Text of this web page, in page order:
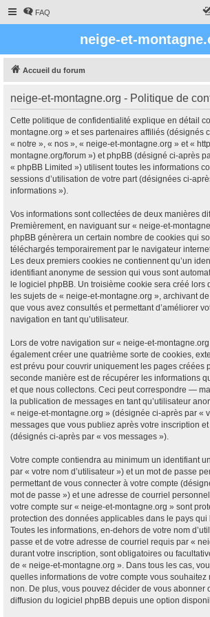
FAQ
neige-et-
Accueil du forum
neige-et-montagne.org - Politique de
Cette politique de confidentialité explique en détail
montagne.org » et ses partenaires affiliés (désignés
« notre », « nos », « neige-et-montagne.org » et «
montagne.org/forum ») et phpBB (désigné ci-après
« phpBB Limited ») utilisent toutes les informations
sessions d’utilisation de votre part (désignées ci-
informations »).
Vos informations sont collectées de deux manières
Premièrement, en naviguant sur « neige-et-
phpBB génèrera un certain nombre de cookies qui
téléchargés temporairement par le navigateur
Les deux premiers cookies ne contiennent qu’un
identifiant anonyme de session qui vous sont
le logiciel phpBB. Un troisième cookie sera créé lors
les sujets de « neige-et-montagne.org », archivant
que vous avez consultés et permettant d’améliorer
navigation en tant qu’utilisateur.
Lors de votre navigation sur « neige-et-
également créer une quatrième sorte de cookies,
est prévu pour couvrir uniquement les pages créées
seconde manière est de récupérer les informations
et que nous collectons. Ceci peut correspondre —
la publication de messages en tant qu’utilisateur
« neige-et-montagne.org » (désignée ci-après par «
messages que vous publiez après votre inscription
(désignés ci-après par « vos messages »).
Votre compte contiendra au minimum un identifiant
par « votre nom d’utilisateur ») et un mot de passe
permettant de vous connecter à votre compte
mot de passe ») et une adresse de courriel
votre compte sur « neige-et-montagne.org » sont
protection des données applicables dans le pays qui
Toutes les informations, en-dehors de votre nom
passe et de votre adresse de courriel requis par «
durant votre inscription, sont obligatoires ou
de « neige-et-montagne.org ». Dans tous les cas,
quelles informations de votre compte vous souhaitez
non. De plus, vous pouvez décider de vous abonner
diffusion du logiciel phpBB depuis une option